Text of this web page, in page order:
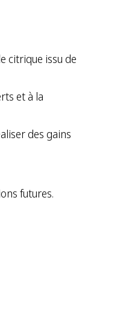
citrique issu de
et à la
des gains
futures.